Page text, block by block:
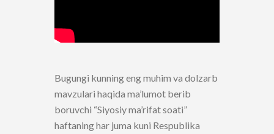
Bugungi kunning eng muhim va dolzarb
mavzulari haqida ma’lumot berib
boruvchi “Siyosiy ma’rifat soati”
haftaning har juma kuni Respublika